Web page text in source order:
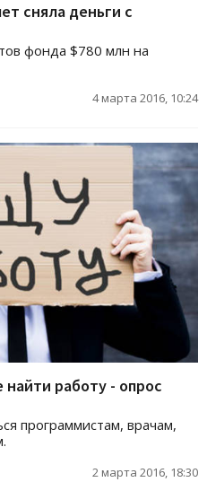
сняла деньги с
фонда $780 млн на
4 марта 2016, 10:24
работу - опрос
программистам, врачам,
2 марта 2016, 18:30